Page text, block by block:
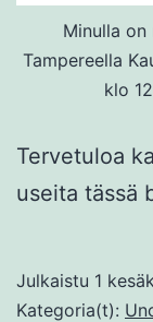
Minulla on
Tampereella
klo
Tervetuloa
useita tässä
Julkaistu 1
Kategoria(t):